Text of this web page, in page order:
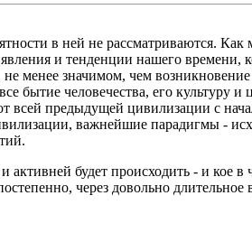
в ней не рассматриваются. Как
явления и тенденции нашего
менее значимом, чем
бытие человечества, его культуру
предыдущей цивилизации с
важнейшие парадигмы -
будет происходить - и кое
через довольно длительное